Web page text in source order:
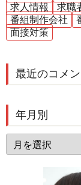
求人情報
求職
番組制作会社
面接対策
最近のコメン
年月別
月